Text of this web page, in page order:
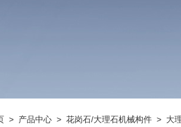
> 产品中心 > 花岗石/大理石机械构件 > 大